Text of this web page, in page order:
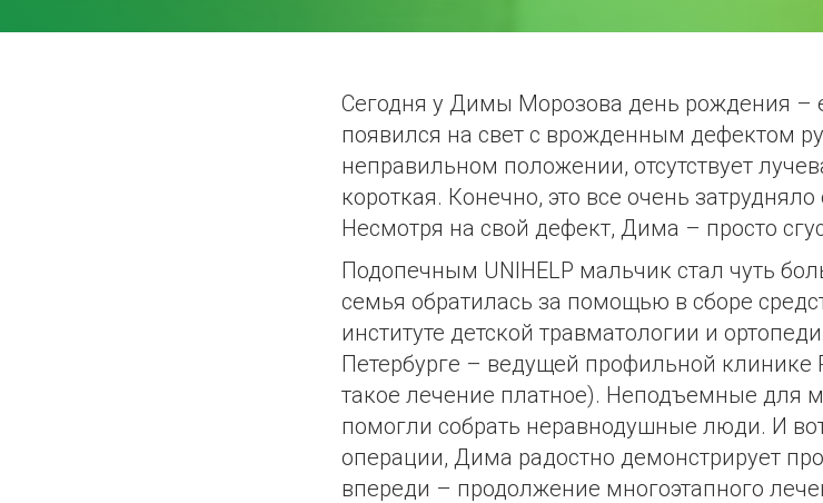
Сегодня у Димы Морозова день рождения –
появился на свет с врожденным дефектом
неправильном положении, отсутствует
короткая. Конечно, это все очень
Несмотря на свой дефект, Дима – просто
Подопечным UNIHELP мальчик стал чуть
семья обратилась за помощью в сборе
институте детской травматологии и
Петербурге – ведущей профильной клинике
такое лечение платное). Неподъемные для
помогли собрать неравнодушные люди. И
операции, Дима радостно демонстрирует
впереди – продолжение многоэтапного